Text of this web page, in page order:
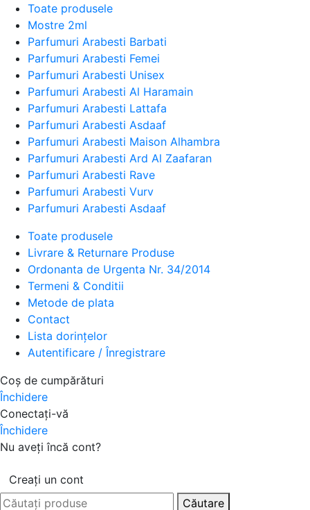
Toate produsele
Mostre 2ml
Parfumuri Arabesti Barbati
Parfumuri Arabesti Femei
Parfumuri Arabesti Unisex
Parfumuri Arabesti Al Haramain
Parfumuri Arabesti Lattafa
Parfumuri Arabesti Asdaaf
Parfumuri Arabesti Maison Alhambra
Parfumuri Arabesti Ard Al Zaafaran
Parfumuri Arabesti Rave
Parfumuri Arabesti Vurv
Parfumuri Arabesti Asdaaf
Toate produsele
Livrare & Returnare Produse
Ordonanta de Urgenta Nr. 34/2014
Termeni & Conditii
Metode de plata
Contact
Lista dorințelor
Autentificare / Înregistrare
Coș de cumpărături
Închidere
Conectați-vă
Închidere
Nu aveți încă cont?
Creați un cont
Căutare